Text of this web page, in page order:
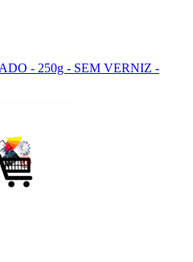
- 250g - SEM VERNIZ -